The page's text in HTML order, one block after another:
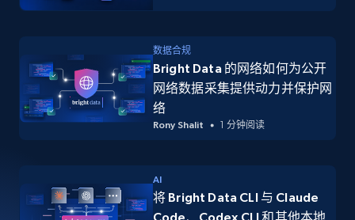
数据合规
Bright Data 的网络如何为公开
网络数据采集提供动力并保护网
络
Rony Shalit 1 分钟阅读
AI
将 Bright Data CLI 与 Claude
Code、Codex CLI 和其他本地